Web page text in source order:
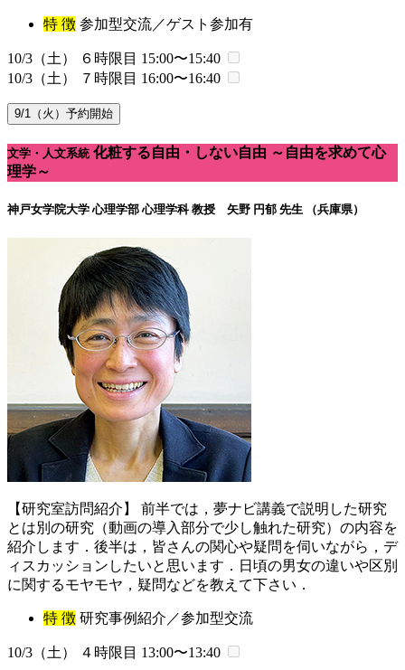
特 徴 参加型交流／ゲスト参加有
10/3（土） ６時限目 15:00〜15:40
10/3（土） ７時限目 16:00〜16:40
9/1（火）予約開始
文学・人文系統 化粧する自由・しない自由 ～自由を求めて心
理学～
神戸女学院大学 心理学部 心理学科 教授 矢野 円郁 先生 （兵庫県）
【研究室訪問紹介】 前半では，夢ナビ講義で説明した研究
とは別の研究（動画の導入部分で少し触れた研究）の内容を
紹介します．後半は，皆さんの関心や疑問を伺いながら，デ
ィスカッションしたいと思います．日頃の男女の違いや区別
に関するモヤモヤ，疑問などを教えて下さい．
特 徴 研究事例紹介／参加型交流
10/3（土） ４時限目 13:00〜13:40